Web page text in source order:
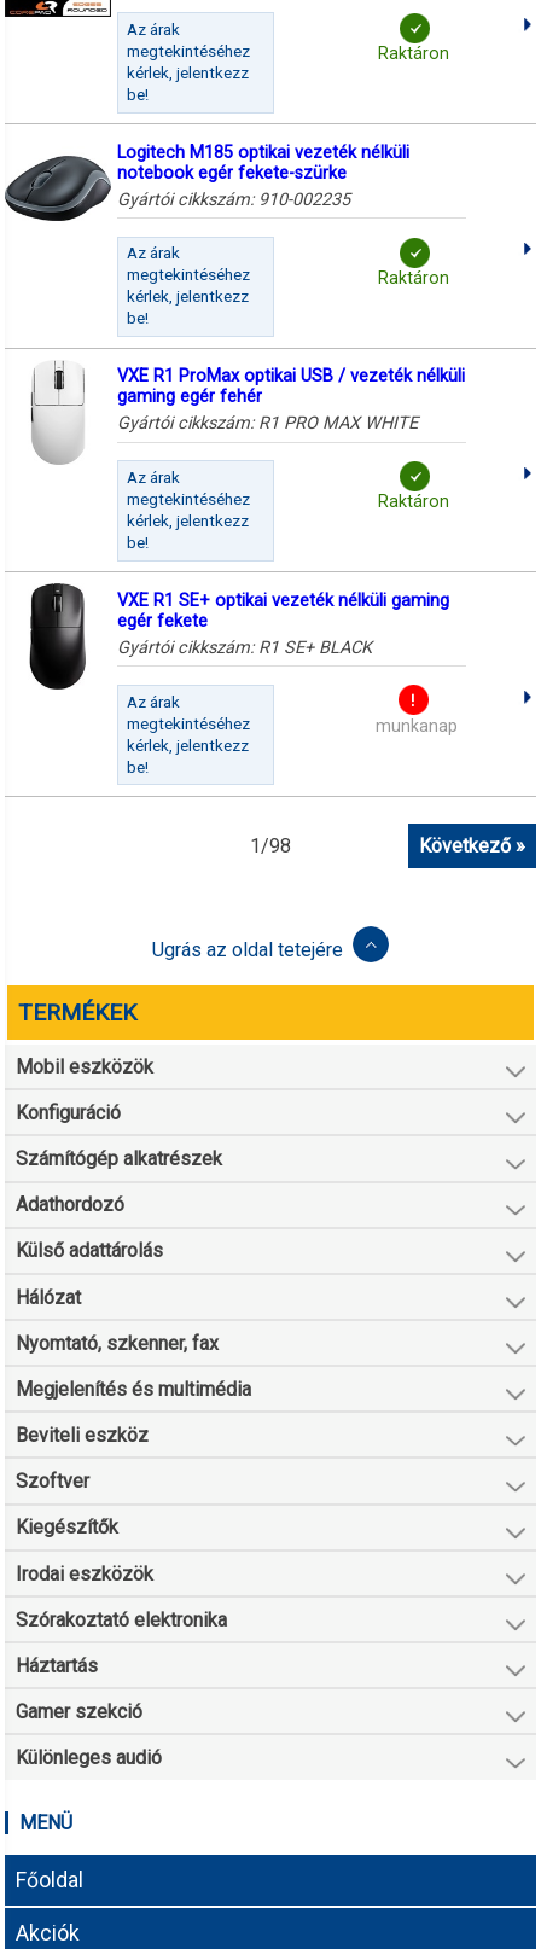
Az árak
megtekintéséhez
kérlek, jelentkezz
be!
Raktáron
Logitech M185 optikai vezeték nélküli
notebook egér fekete-szürke
Gyártói cikkszám: 910-002235
Az árak
megtekintéséhez
kérlek, jelentkezz
be!
Raktáron
VXE R1 ProMax optikai USB / vezeték nélküli
gaming egér fehér
Gyártói cikkszám: R1 PRO MAX WHITE
Az árak
megtekintéséhez
kérlek, jelentkezz
be!
Raktáron
VXE R1 SE+ optikai vezeték nélküli gaming
egér fekete
Gyártói cikkszám: R1 SE+ BLACK
Az árak
megtekintéséhez
kérlek, jelentkezz
be!
munkanap
1/98 Következő »
Ugrás az oldal tetejére
TERMÉKEK
Mobil eszközök
Konfiguráció
Számítógép alkatrészek
Adathordozó
Külső adattárolás
Hálózat
Nyomtató, szkenner, fax
Megjelenítés és multimédia
Beviteli eszköz
Szoftver
Kiegészítők
Irodai eszközök
Szórakoztató elektronika
Háztartás
Gamer szekció
Különleges audió
MENÜ
Főoldal
Akciók